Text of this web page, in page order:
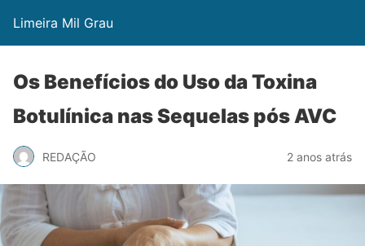
Limeira Mil Grau
Os Benefícios do Uso da Toxina
Botulínica nas Sequelas pós AVC
REDAÇÃO 2 anos atrás